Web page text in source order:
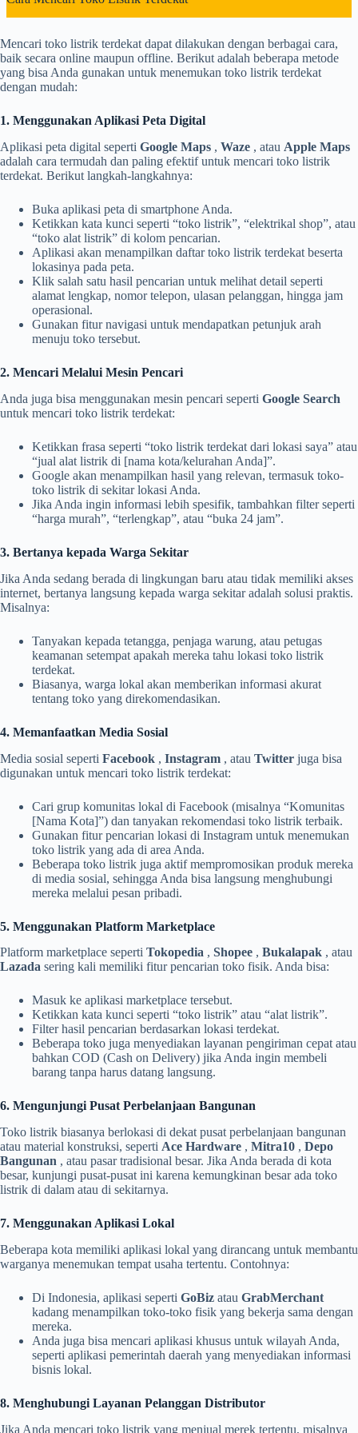
Mencari toko listrik terdekat dapat dilakukan dengan berbagai cara,
baik secara online maupun offline. Berikut adalah beberapa metode
yang bisa Anda gunakan untuk menemukan toko listrik terdekat
dengan mudah:
1. Menggunakan Aplikasi Peta Digital
Aplikasi peta digital seperti Google Maps , Waze , atau Apple Maps
adalah cara termudah dan paling efektif untuk mencari toko listrik
terdekat. Berikut langkah-langkahnya:
Buka aplikasi peta di smartphone Anda.
Ketikkan kata kunci seperti “toko listrik”, “elektrikal shop”, atau
“toko alat listrik” di kolom pencarian.
Aplikasi akan menampilkan daftar toko listrik terdekat beserta
lokasinya pada peta.
Klik salah satu hasil pencarian untuk melihat detail seperti
alamat lengkap, nomor telepon, ulasan pelanggan, hingga jam
operasional.
Gunakan fitur navigasi untuk mendapatkan petunjuk arah
menuju toko tersebut.
2. Mencari Melalui Mesin Pencari
Anda juga bisa menggunakan mesin pencari seperti Google Search
untuk mencari toko listrik terdekat:
Ketikkan frasa seperti “toko listrik terdekat dari lokasi saya” atau
“jual alat listrik di [nama kota/kelurahan Anda]”.
Google akan menampilkan hasil yang relevan, termasuk toko-
toko listrik di sekitar lokasi Anda.
Jika Anda ingin informasi lebih spesifik, tambahkan filter seperti
“harga murah”, “terlengkap”, atau “buka 24 jam”.
3. Bertanya kepada Warga Sekitar
Jika Anda sedang berada di lingkungan baru atau tidak memiliki akses
internet, bertanya langsung kepada warga sekitar adalah solusi praktis.
Misalnya:
Tanyakan kepada tetangga, penjaga warung, atau petugas
keamanan setempat apakah mereka tahu lokasi toko listrik
terdekat.
Biasanya, warga lokal akan memberikan informasi akurat
tentang toko yang direkomendasikan.
4. Memanfaatkan Media Sosial
Media sosial seperti Facebook , Instagram , atau Twitter juga bisa
digunakan untuk mencari toko listrik terdekat:
Cari grup komunitas lokal di Facebook (misalnya “Komunitas
[Nama Kota]”) dan tanyakan rekomendasi toko listrik terbaik.
Gunakan fitur pencarian lokasi di Instagram untuk menemukan
toko listrik yang ada di area Anda.
Beberapa toko listrik juga aktif mempromosikan produk mereka
di media sosial, sehingga Anda bisa langsung menghubungi
mereka melalui pesan pribadi.
5. Menggunakan Platform Marketplace
Platform marketplace seperti Tokopedia , Shopee , Bukalapak , atau
Lazada sering kali memiliki fitur pencarian toko fisik. Anda bisa:
Masuk ke aplikasi marketplace tersebut.
Ketikkan kata kunci seperti “toko listrik” atau “alat listrik”.
Filter hasil pencarian berdasarkan lokasi terdekat.
Beberapa toko juga menyediakan layanan pengiriman cepat atau
bahkan COD (Cash on Delivery) jika Anda ingin membeli
barang tanpa harus datang langsung.
6. Mengunjungi Pusat Perbelanjaan Bangunan
Toko listrik biasanya berlokasi di dekat pusat perbelanjaan bangunan
atau material konstruksi, seperti Ace Hardware , Mitra10 , Depo
Bangunan , atau pasar tradisional besar. Jika Anda berada di kota
besar, kunjungi pusat-pusat ini karena kemungkinan besar ada toko
listrik di dalam atau di sekitarnya.
7. Menggunakan Aplikasi Lokal
Beberapa kota memiliki aplikasi lokal yang dirancang untuk membantu
warganya menemukan tempat usaha tertentu. Contohnya:
Di Indonesia, aplikasi seperti GoBiz atau GrabMerchant
kadang menampilkan toko-toko fisik yang bekerja sama dengan
mereka.
Anda juga bisa mencari aplikasi khusus untuk wilayah Anda,
seperti aplikasi pemerintah daerah yang menyediakan informasi
bisnis lokal.
8. Menghubungi Layanan Pelanggan Distributor
Jika Anda mencari toko listrik yang menjual merek tertentu, misalnya